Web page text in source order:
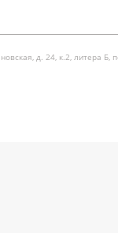
д. 24, к.2, литера Б,